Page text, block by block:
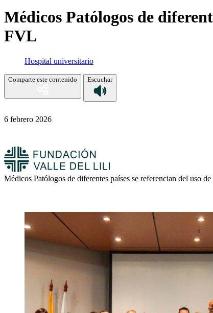
Médicos Patólogos de
FVL
Hospital universitario
Comparte este contenido Escuchar
6 febrero 2026
Médicos Patólogos de diferentes países se referencian del uso